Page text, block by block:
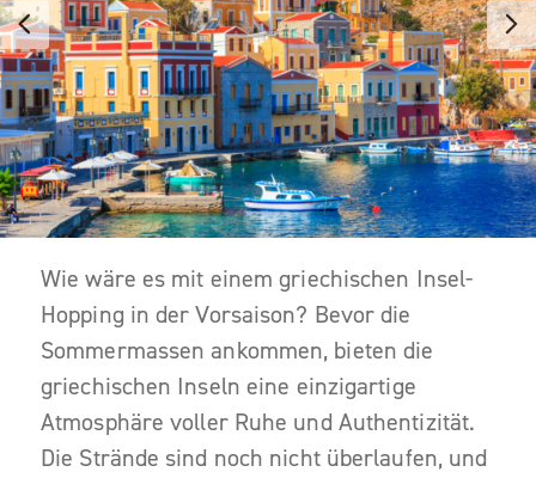
Wie wäre es mit einem griechischen Insel-
Hopping in der Vorsaison? Bevor die
Sommermassen ankommen, bieten die
griechischen Inseln eine einzigartige
Atmosphäre voller Ruhe und Authentizität.
Die Strände sind noch nicht überlaufen, und